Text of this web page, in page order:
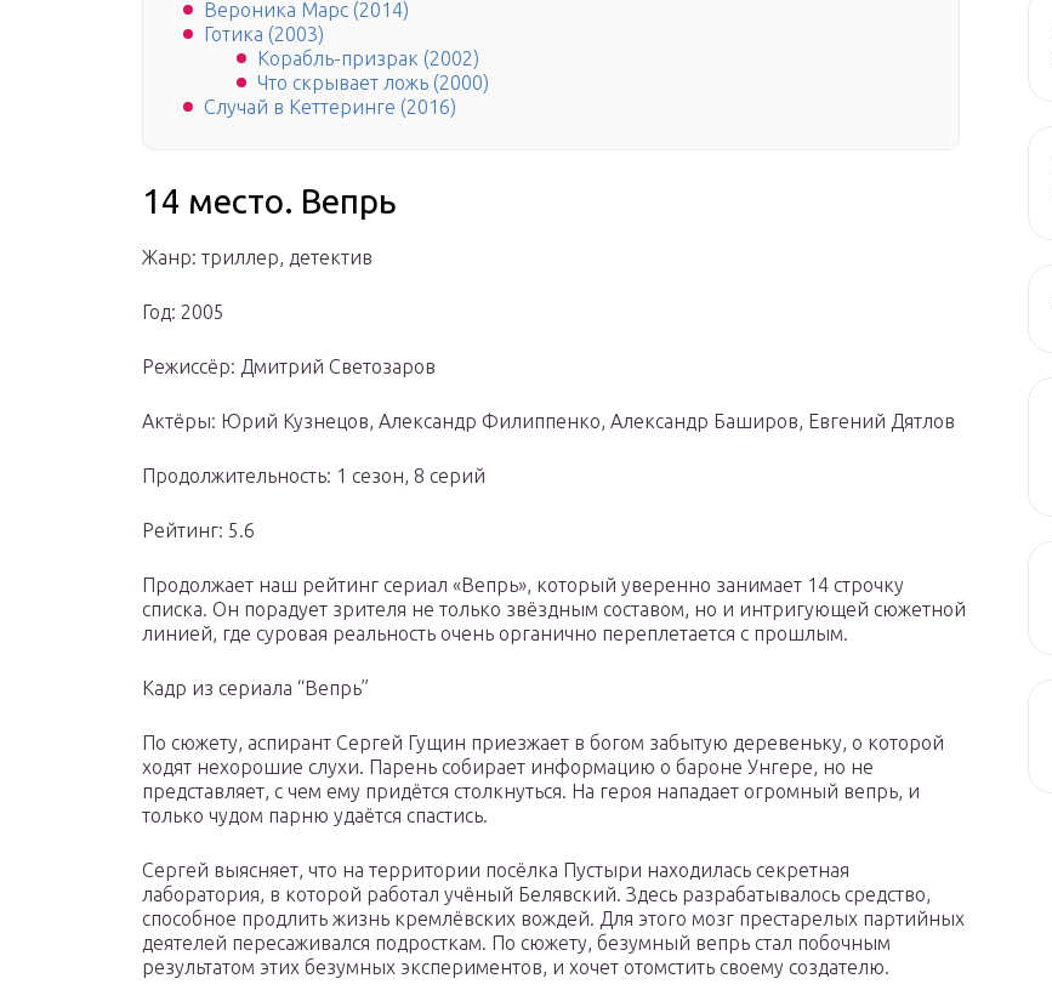
Вероника Марс (2014)
Готика (2003)
Корабль-призрак (2002)
Что скрывает ложь (2000)
Случай в Кеттеринге (2016)
14 место. Вепрь
Жанр: триллер, детектив
Год: 2005
Режиссёр: Дмитрий Светозаров
Актёры: Юрий Кузнецов, Александр Филиппенко, Александр Баширов, Евгений Дятлов
Продолжительность: 1 сезон, 8 серий
Рейтинг: 5.6
Продолжает наш рейтинг сериал «Вепрь», который уверенно занимает 14 строчку
списка. Он порадует зрителя не только звёздным составом, но и интригующей сюжетной
линией, где суровая реальность очень органично переплетается с прошлым.
Кадр из сериала “Вепрь”
По сюжету, аспирант Сергей Гущин приезжает в богом забытую деревеньку, о которой
ходят нехорошие слухи. Парень собирает информацию о бароне Унгере, но не
представляет, с чем ему придётся столкнуться. На героя нападает огромный вепрь, и
только чудом парню удаётся спастись.
Сергей выясняет, что на территории посёлка Пустыри находилась секретная
лаборатория, в которой работал учёный Белявский. Здесь разрабатывалось средство,
способное продлить жизнь кремлёвских вождей. Для этого мозг престарелых партийных
деятелей пересаживался подросткам. По сюжету, безумный вепрь стал побочным
результатом этих безумных экспериментов, и хочет отомстить своему создателю.